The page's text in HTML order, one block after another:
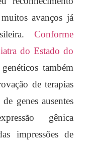
avanços já
Conforme
do Estado do
também
de terapias
genes ausentes
gênica
impressões de